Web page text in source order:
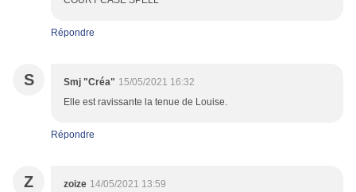
Répondre
S Smj "Créa" 15/05/2021 16:32
Elle est ravissante la tenue de Louise.
Répondre
Z zoize 14/05/2021 13:59